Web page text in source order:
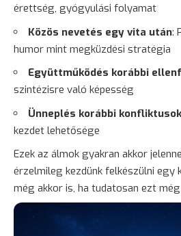
érettség, gyógyulási folyamat
Közös nevetés egy vita után:
humor mint megküzdési stratégia
Együttműködés korábbi
szintézisre való képesség
Ünneplés korábbi
kezdet lehetősége
Ezek az álmok gyakran akkor
érzelmileg kezdünk felkészülni egy
még akkor is, ha tudatosan ezt